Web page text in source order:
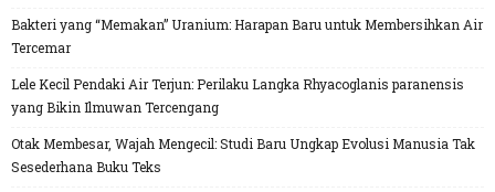
Bakteri yang “Memakan” Uranium: Harapan Baru untuk Membersihkan Air
Tercemar
Lele Kecil Pendaki Air Terjun: Perilaku Langka Rhyacoglanis paranensis
yang Bikin Ilmuwan Tercengang
Otak Membesar, Wajah Mengecil: Studi Baru Ungkap Evolusi Manusia Tak
Sesederhana Buku Teks